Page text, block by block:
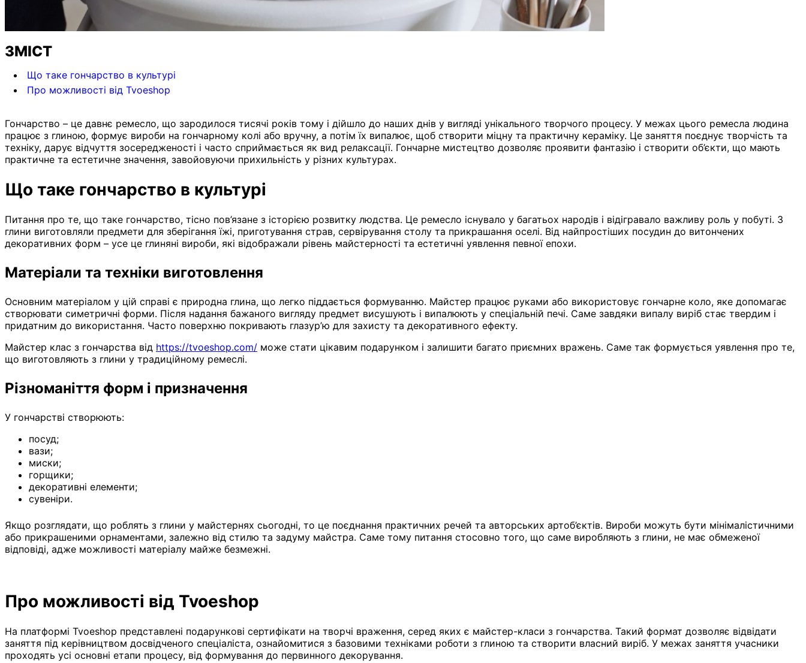
ЗМІСТ
Що таке гончарство в культурі
Про можливості від Tvoeshop
Гончарство – це давнє ремесло, що зародилося тисячі років тому і дійшло до наших днів у вигляді унікального творчого процесу. У межах цього ремесла людина
працює з глиною, формує вироби на гончарному колі або вручну, а потім їх випалює, щоб створити міцну та практичну кераміку. Це заняття поєднує творчість та
техніку, дарує відчуття зосередженості і часто сприймається як вид релаксації. Гончарне мистецтво дозволяє проявити фантазію і створити об’єкти, що мають
практичне та естетичне значення, завойовуючи прихильність у різних культурах.
Що таке гончарство в культурі
Питання про те, що таке гончарство, тісно пов’язане з історією розвитку людства. Це ремесло існувало у багатьох народів і відігравало важливу роль у побуті. З
глини виготовляли предмети для зберігання їжі, приготування страв, сервірування столу та прикрашання оселі. Від найпростіших посудин до витончених
декоративних форм – усе це глиняні вироби, які відображали рівень майстерності та естетичні уявлення певної епохи.
Матеріали та техніки виготовлення
Основним матеріалом у цій справі є природна глина, що легко піддається формуванню. Майстер працює руками або використовує гончарне коло, яке допомагає
створювати симетричні форми. Після надання бажаного вигляду предмет висушують і випалюють у спеціальній печі. Саме завдяки випалу виріб стає твердим і
придатним до використання. Часто поверхню покривають глазур’ю для захисту та декоративного ефекту.
Майстер клас з гончарства від https://tvoeshop.com/ може стати цікавим подарунком і залишити багато приємних вражень. Саме так формується уявлення про те,
що виготовляють з глини у традиційному ремеслі.
Різноманіття форм і призначення
У гончарстві створюють:
посуд;
вази;
миски;
горщики;
декоративні елементи;
сувеніри.
Якщо розглядати, що роблять з глини у майстернях сьогодні, то це поєднання практичних речей та авторських артоб’єктів. Вироби можуть бути мінімалістичними
або прикрашеними орнаментами, залежно від стилю та задуму майстра. Саме тому питання стосовно того, що саме виробляють з глини, не має обмеженої
відповіді, адже можливості матеріалу майже безмежні.
Про можливості від Tvoeshop
На платформі Tvoeshop представлені подарункові сертифікати на творчі враження, серед яких є майстер-класи з гончарства. Такий формат дозволяє відвідати
заняття під керівництвом досвідченого спеціаліста, ознайомитися з базовими техніками роботи з глиною та створити власний виріб. У межах заняття учасники
проходять усі основні етапи процесу, від формування до первинного декорування.